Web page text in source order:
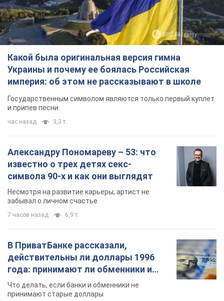
Какой была оригинальная версия гимна
Украины и почему ее боялась Российская
империя: об этом не рассказывают в школе
Государственным символом являются только первый куплет
и припев песни
час назад 3,3 т.
Александру Пономареву – 53: что
известно о трех детях секс-
символа 90-х и как они выглядят
Несмотря на развитие карьеры, артист не
забывал о личном счастье
7 часов назад 6,9 т.
В ПриватБанке рассказали,
действительны ли доллары 1996
года: принимают ли обменники и
банки такие купюры
Что делать, если банки и обменники не
принимают старые доллары